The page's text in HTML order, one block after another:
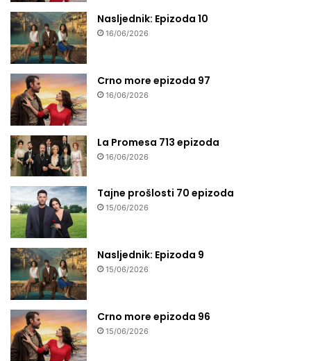
Nasljednik: Epizoda 10
16/06/2026
Crno more epizoda 97
16/06/2026
La Promesa 713 epizoda
16/06/2026
Tajne prošlosti 70 epizoda
15/06/2026
Nasljednik: Epizoda 9
15/06/2026
Crno more epizoda 96
15/06/2026